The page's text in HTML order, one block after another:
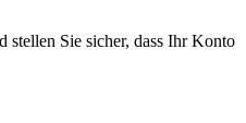
stellen Sie sicher, dass Ihr Konto